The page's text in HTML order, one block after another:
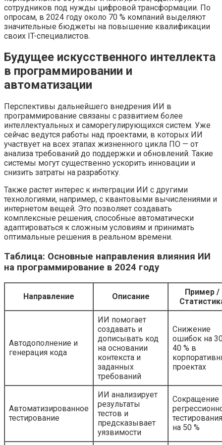
сотрудников под нужды цифровой трансформации. По
опросам, в 2024 году около 70 % компаний выделяют
значительные бюджеты на повышение квалификации
своих IT-специалистов.
Будущее искусственного интеллекта
в программировании и
автоматизации
Перспективы дальнейшего внедрения ИИ в
программирование связаны с развитием более
интеллектуальных и саморегулирующихся систем. Уже
сейчас ведутся работы над проектами, в которых ИИ
участвует на всех этапах жизненного цикла ПО — от
анализа требований до поддержки и обновлений. Такие
системы могут существенно ускорить инновации и
снизить затраты на разработку.
Также растет интерес к интеграции ИИ с другими
технологиями, например, с квантовыми вычислениями и
интернетом вещей. Это позволяет создавать
комплексные решения, способные автоматически
адаптироваться к сложным условиям и принимать
оптимальные решения в реальном времени.
Таблица: Основные направления влияния ИИ
на программирование в 2024 году
Направление Описание
Пример /
Автодополнение и
генерация кода
ИИ помогает
создавать и
дописывать код
на основании
контекста и
заданных
требований
Снижение
ошибок на
40 % в
проектах
Автоматизированное
тестирование
ИИ анализирует
результаты
тестов и
предсказывает
уязвимости
Сокращение
тестирования
на 50 %